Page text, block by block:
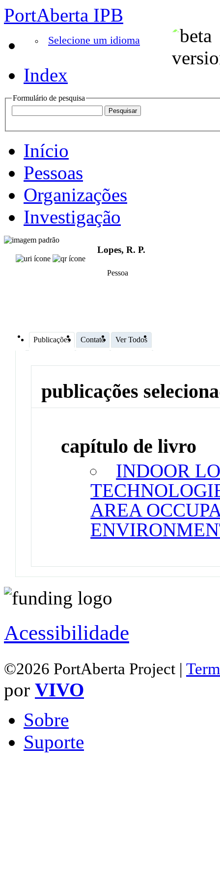
PortAberta IPB
Selecione um idioma
Index
Formulário de pesquisa
Início
Pessoas
Organizações
Investigação
Lopes, R. P.
Pessoa
Publicações Contato Ver Todos
publicações
capítulo de livro
INDOOR
AREA
Acessibilidade
©2026 PortAberta Project |
por VIVO
Sobre
Suporte